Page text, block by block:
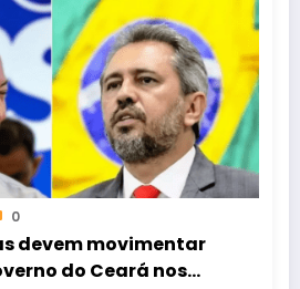
0
devem movimentar
do Ceará nos